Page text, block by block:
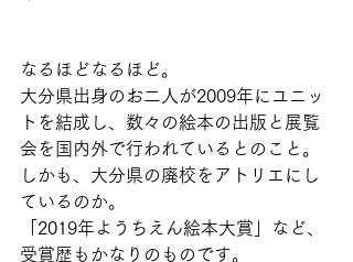
なるほどなるほど。
大分県出身のお二人が2009年にユニッ
トを結成し、数々の絵本の出版と展覧
会を国内外で行われているとのこと。
しかも、大分県の廃校をアトリエにし
ているのか。
「2019年ようちえん絵本大賞」など、
受賞歴もかなりのものです。